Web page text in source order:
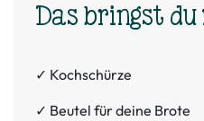
Das bringst du
✓ Kochschürze
✓ Beutel für deine Brote